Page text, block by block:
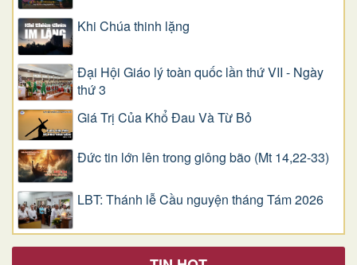
Khi Chúa thinh lặng
Đại Hội Giáo lý toàn quốc lần thứ VII - Ngày
thứ 3
Giá Trị Của Khổ Ðau Và Từ Bỏ
Đức tin lớn lên trong giông bão (Mt 14,22-33)
LBT: Thánh lễ Cầu nguyện tháng Tám 2026